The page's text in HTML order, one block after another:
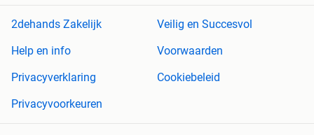
2dehands Zakelijk
Veilig en Succesvol
Help en info
Voorwaarden
Privacyverklaring
Cookiebeleid
Privacyvoorkeuren